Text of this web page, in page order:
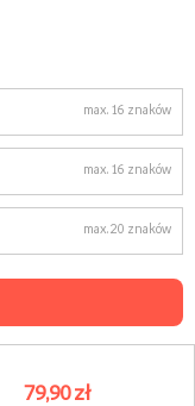
79,90 zł
max. 16 znaków
max. 16 znaków
max. 20 znaków